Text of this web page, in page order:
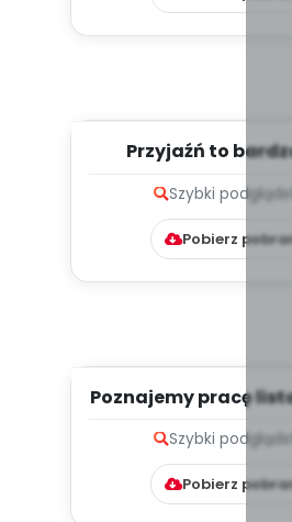
Przyjaźń to
Szybki podgląd
Pobierz
Poznajemy pracę
Szybki podgląd
Pobierz